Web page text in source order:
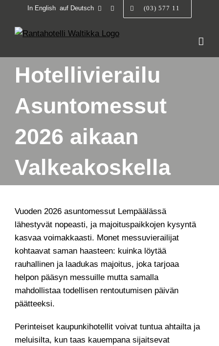
content
In English auf Deutsch (03) 577 11
Hotellivierailu
Asuntomessut
2026 aikaan
Valkeakoskella
Vuoden 2026 asuntomessut Lempäälässä
lähestyvät nopeasti, ja majoituspaikkojen kysyntä
kasvaa voimakkaasti. Monet messuvierailijat
kohtaavat saman haasteen: kuinka löytää
rauhallinen ja laadukas majoitus, joka tarjoaa
helpon pääsyn messuille mutta samalla
mahdollistaa todellisen rentoutumisen päivän
päätteeksi.
Perinteiset kaupunkihotellit voivat tuntua ahtailta ja
meluisilta, kun taas kauempana sijaitsevat